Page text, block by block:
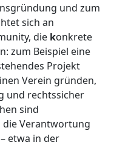
und zum
sich an
die konkrete
zum Beispiel eine
Projekt
Verein gründen,
und rechtssicher
sind
die Verantwortung
etwa in der